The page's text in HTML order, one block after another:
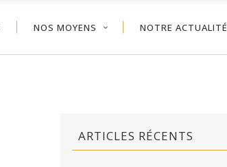
NOS MOYENS NOTRE ACTUALITÉ
ARTICLES RÉCENTS